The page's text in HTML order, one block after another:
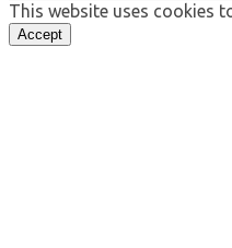
This website uses cookies
Accept